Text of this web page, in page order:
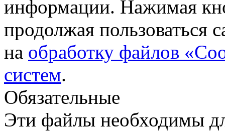
информации. Нажимая
продолжая пользоваться
на обработку файлов
систем.
Обязательные
Эти файлы необходимы